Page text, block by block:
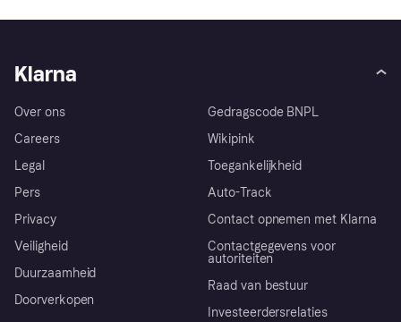
Klarna
Over ons
Careers
Legal
Pers
Privacy
Veiligheid
Duurzaamheid
Doorverkopen
Gedragscode BNPL
Wikipink
Toegankelijkheid
Auto-Track
Contact opnemen met Klarna
Contactgegevens voor
autoriteiten
Raad van bestuur
Investeerdersrelaties